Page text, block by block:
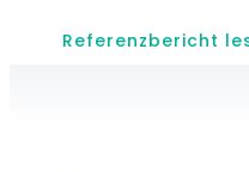
Referenzbericht